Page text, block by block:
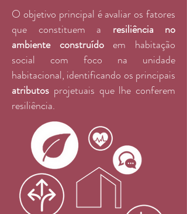
O objetivo principal é avaliar os fatores
que constituem a resiliência no
ambiente construídoem habitação
social com foco na unidade
habitacional, identificando os principais
atributos projetuais que lhe conferem
resiliência.